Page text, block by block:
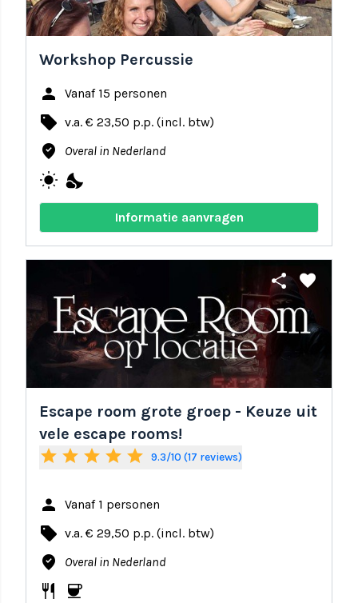
Workshop Percussie
person Vanaf 15 personen
local_offer v.a. € 23,50 p.p. (incl. btw)
where_to_vote Overal in Nederland
wb_sunny nights_stay
Informatie aanvragen
share favorite
Escape room grote groep - Keuze uit
vele escape rooms!
star star star star star 9.3/10 (17 reviews)
person Vanaf 1 personen
local_offer v.a. € 29,50 p.p. (incl. btw)
where_to_vote Overal in Nederland
restaurant coffee